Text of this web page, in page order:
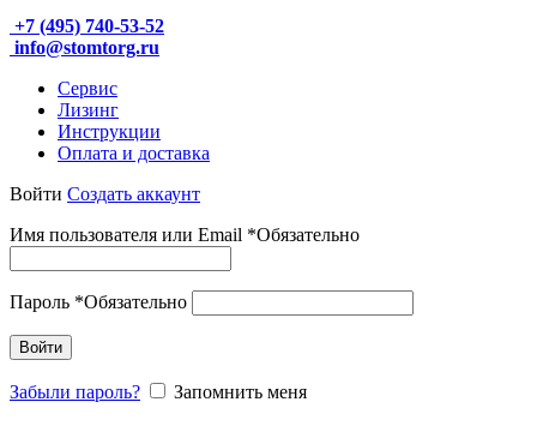
+7 (495) 740-53-52
info@stomtorg.ru
Сервис
Лизинг
Инструкции
Оплата и доставка
Войти Создать аккаунт
Имя пользователя или Email *Обязательно
Пароль *Обязательно
Войти
Забыли пароль? Запомнить меня